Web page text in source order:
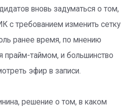
вновь задуматься о том,
с требованием изменить сетку
ранее время, по мнению
прайм-таймом, и большинство
эфир в записи.
решение о том, в каком